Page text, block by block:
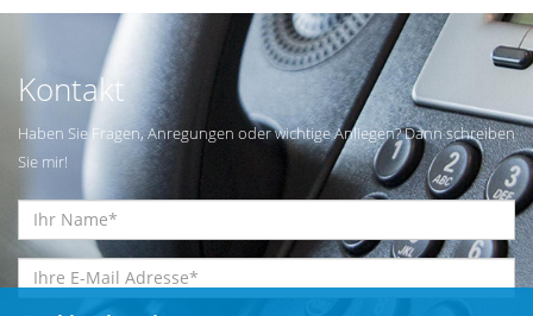
Kontakt
Haben Sie Fragen, Anregungen oder wichtige Anliegen? Dann schreiben
Sie mir!